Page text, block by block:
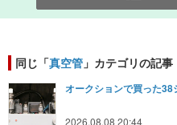
同じ「真空管 」カテゴリの記事
オークションで買った38
2026.08.08 20:44